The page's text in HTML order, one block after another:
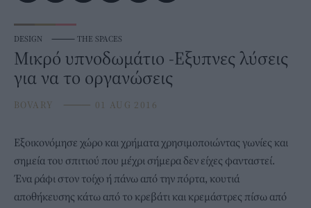
DESIGN ⸻ THE SPACES
Μικρό υπνοδωμάτιο -Εξυπνες λύσεις
για να το οργανώσεις
BOVARY ⸻ 01 AUG 2016
Εξοικονόμησε χώρο και χρήματα χρησιμοποιώντας γωνίες και
σημεία του σπιτιού που μέχρι σήμερα δεν είχες φανταστεί.
Ένα ράφι στον τοίχο ή πάνω από την πόρτα, κουτιά
αποθήκευσης κάτω από το κρεβάτι και κρεμάστρες πίσω από